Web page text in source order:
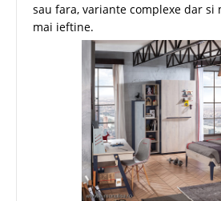
sau fara, variante complexe dar si
mai ieftine.